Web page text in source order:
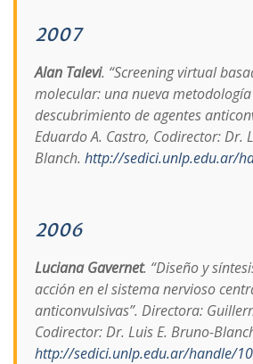
2007
Alan Talevi. “Screening virtual
molecular: una nueva
descubrimiento de agentes
Eduardo A. Castro, Codirector: Dr.
Blanch. http://sedici.unlp.edu.ar/
2006
Luciana Gavernet. “Diseño y
acción en el sistema nervioso
anticonvulsivas”. Directora:
Codirector: Dr. Luis E. Bruno-
http://sedici.unlp.edu.ar/handle/